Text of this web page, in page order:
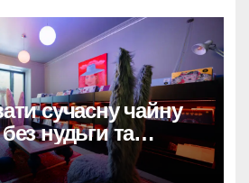
сучасну чайну
нудьги та